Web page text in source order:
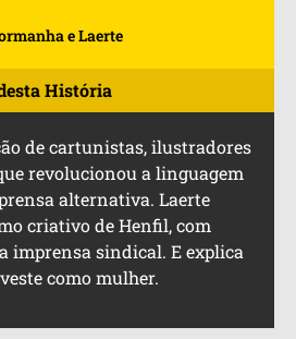
e Laerte
História
de cartunistas, ilustradores
revolucionou a linguagem
alternativa. Laerte
criativo de Henfil, com
imprensa sindical. E explica
como mulher.